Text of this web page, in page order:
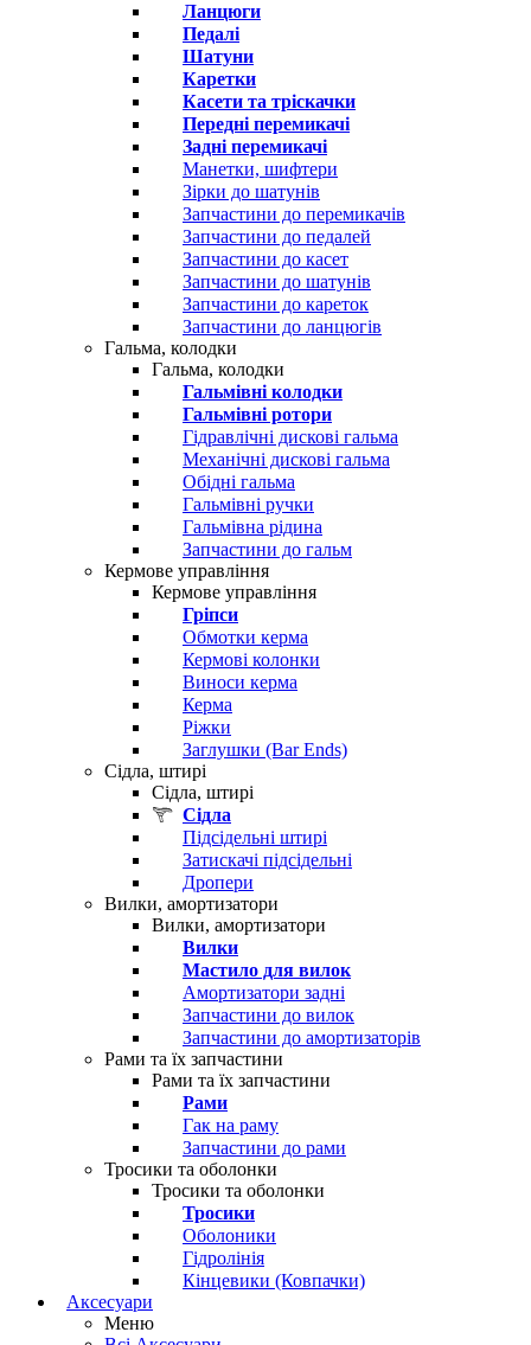
Ланцюги
Педалі
Шатуни
Каретки
Касети та тріскачки
Передні перемикачі
Задні перемикачі
Манетки, шифтери
Зірки до шатунів
Запчастини до перемикачів
Запчастини до педалей
Запчастини до касет
Запчастини до шатунів
Запчастини до кареток
Запчастини до ланцюгів
Гальма, колодки
Гальма, колодки
Гальмівні колодки
Гальмівні ротори
Гідравлічні дискові гальма
Механічні дискові гальма
Обідні гальма
Гальмівні ручки
Гальмівна рідина
Запчастини до гальм
Кермове управління
Кермове управління
Гріпси
Обмотки керма
Кермові колонки
Виноси керма
Керма
Ріжки
Заглушки (Bar Ends)
Сідла, штирі
Сідла, штирі
Сідла
Підсідельні штирі
Затискачі підсідельні
Дропери
Вилки, амортизатори
Вилки, амортизатори
Вилки
Мастило для вилок
Амортизатори задні
Запчастини до вилок
Запчастини до амортизаторів
Рами та їх запчастини
Рами та їх запчастини
Рами
Гак на раму
Запчастини до рами
Тросики та оболонки
Тросики та оболонки
Тросики
Оболоники
Гідролінія
Кінцевики (Ковпачки)
Аксесуари
Меню